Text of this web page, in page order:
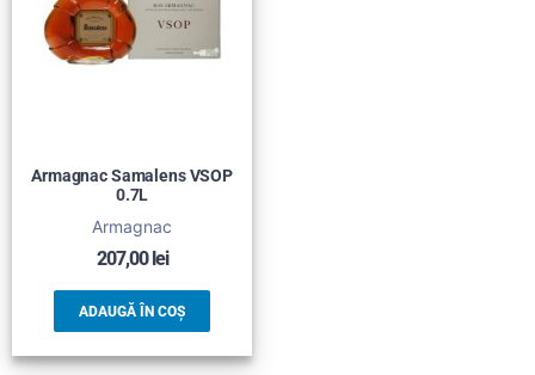
Armagnac Samalens VSOP
0.7L
Armagnac
207,00lei
ADAUGĂ ÎN COȘ